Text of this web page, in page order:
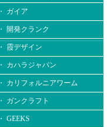
・ ガイア
・ 開発クランク
・ 霞デザイン
・ カハラジャパン
・ カリフォルニアワーム
・ ガンクラフト
・ GEEKS